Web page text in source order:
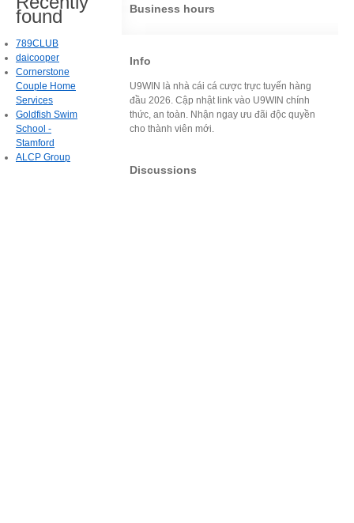
Business hours
Info
U9WIN là nhà cái cá cược trực tuyến hàng
đầu 2026. Cập nhật link vào U9WIN chính
thức, an toàn. Nhận ngay ưu đãi độc quyền
cho thành viên mới.
Discussions
found
789CLUB
daicooper
Cornerstone
Couple Home
Services
Goldfish Swim
School -
Stamford
ALCP Group